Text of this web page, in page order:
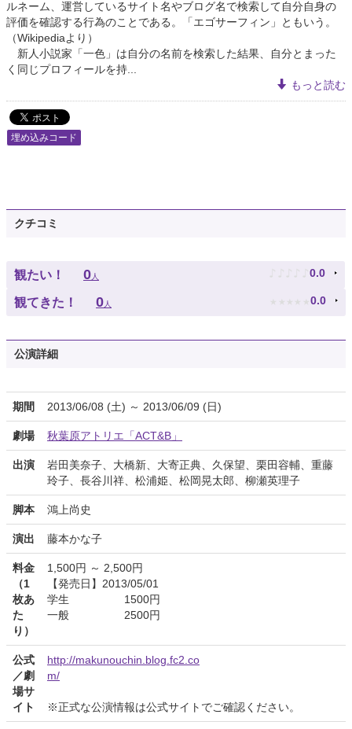
ルネーム、運営しているサイト名やブログ名で検索して自分自身の
評価を確認する行為のことである。「エゴサーフィン」ともいう。
（Wikipediaより）
新人小説家「一色」は自分の名前を検索した結果、自分とまった
く同じプロフィールを持...
もっと読む
埋め込みコード
クチコミ
観たい！ 0人 ♪ ♪ ♪ ♪ ♪ 0.0
観てきた！ 0人 ★ ★ ★ ★ ★ 0.0
公演詳細
期間 2013/06/08 (土) ～ 2013/06/09 (日)
劇場 秋葉原アトリエ「ACT&B」
出演
岩田美奈子、大橋新、大寄正典、久保望、栗田容輔、重藤
玲子、長谷川祥、松浦姫、松岡晃太郎、柳瀬英理子
脚本 鴻上尚史
演出 藤本かな子
料金
（1
枚あ
た
り）
1,500円 ～ 2,500円
【発売日】2013/05/01
学生 1500円
一般 2500円
公式
／劇
場サ
イト
http://makunouchin.blog.fc2.co
m/
※正式な公演情報は公式サイトでご確認ください。